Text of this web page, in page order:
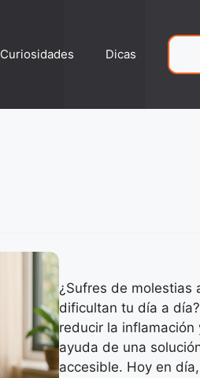
Curiosidades Dicas
¿Sufres de molestias
dificultan tu día a
reducir la inflamación
ayuda de una
accesible. Hoy en